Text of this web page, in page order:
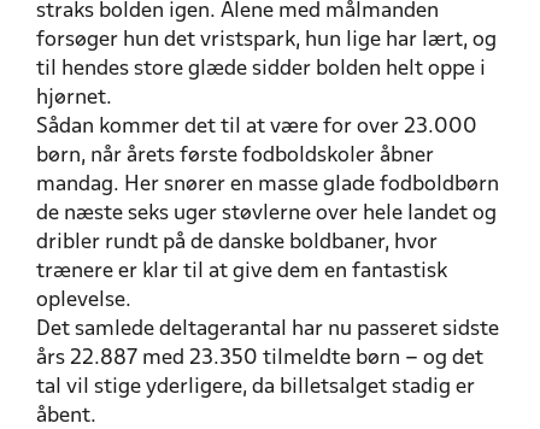
straks bolden igen. Alene med målmanden
forsøger hun det vristspark, hun lige har lært, og
til hendes store glæde sidder bolden helt oppe i
hjørnet.
Sådan kommer det til at være for over 23.000
børn, når årets første fodboldskoler åbner
mandag. Her snører en masse glade fodboldbørn
de næste seks uger støvlerne over hele landet og
dribler rundt på de danske boldbaner, hvor
trænere er klar til at give dem en fantastisk
oplevelse.
Det samlede deltagerantal har nu passeret sidste
års 22.887 med 23.350 tilmeldte børn – og det
tal vil stige yderligere, da billetsalget stadig er
åbent.